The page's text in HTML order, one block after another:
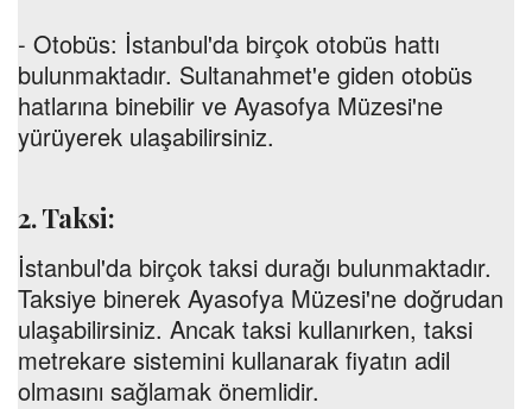
- Otobüs: İstanbul'da birçok otobüs hattı
bulunmaktadır. Sultanahmet'e giden otobüs
hatlarına binebilir ve Ayasofya Müzesi'ne
yürüyerek ulaşabilirsiniz.
2. Taksi:
İstanbul'da birçok taksi durağı bulunmaktadır.
Taksiye binerek Ayasofya Müzesi'ne doğrudan
ulaşabilirsiniz. Ancak taksi kullanırken, taksi
metrekare sistemini kullanarak fiyatın adil
olmasını sağlamak önemlidir.